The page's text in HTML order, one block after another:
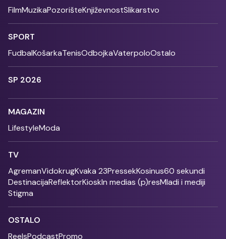
FilmMuzikaPozorišteKnjiževnostSlikarstvo
SPORT
FudbalKošarkaTenisOdbojkaVaterpoloOstalo
SP 2026
MAGAZIN
LifestyleModa
TV
AgremanVidokrugKvaka 23PressekKosinus60 sekundi
DestinacijaReflektorKioskIn medias (p)resMladi i mediji
Stigma
OSTALO
ReelsPodcastPromo